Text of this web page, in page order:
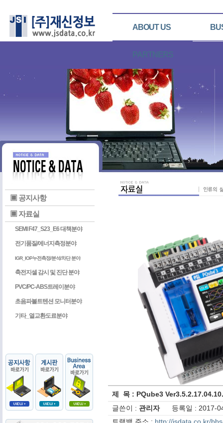
ABOUT US
PARTNERS
▣ 공지사항
▣ 자료실
SEMI F47_S23_E6 대책분야
전기품질/에너지측정분야
IGR_IOP누전측정/분석/차단 분야
축전지셀 감시 및 진단 분야
PVC/PC-ABS트레이분야
초음파볼트텐션 모니터분야
기타_열교환도료분야
제 목 : PQube3
글쓴이 : 관리자등록일 : 2017-